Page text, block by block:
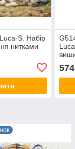
S. Набір
нитками
574